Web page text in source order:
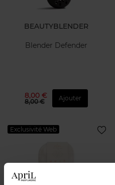
BEAUTYBLENDER
Blender Defender
8,00 €
8,00 € Ajouter
Exclusivité Web